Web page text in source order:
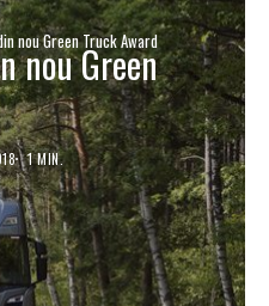
nou Green Truck Award
nou Green
1 MIN.